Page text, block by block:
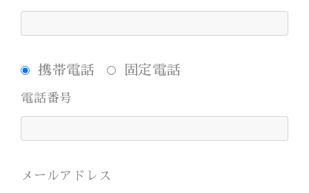
携帯電話 固定電話
電話番号
メールアドレス